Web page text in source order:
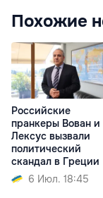
Похожие
Российские
пранкеры Вован и
Лексус вызвали
политический
скандал в Греции
6 Июл. 18:45